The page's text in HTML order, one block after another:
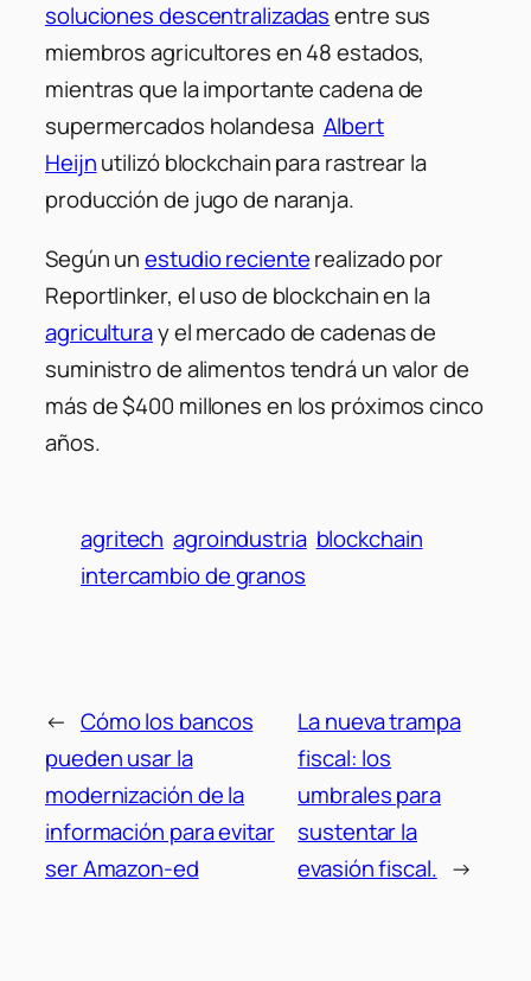
soluciones descentralizadasentre sus
miembros agricultores en 48 estados,
mientras que la importante cadena de
supermercados holandesa Albert
Heijnutilizó blockchain para rastrear la
producción de jugo de naranja.
Según unestudio recienterealizado por
Reportlinker, el uso de blockchain en la
agriculturay el mercado de cadenas de
suministro de alimentos tendrá un valor de
más de $400 millones en los próximos cinco
años.
agritech agroindustria blockchain
intercambio de granos
← Cómo los bancos
pueden usar la
modernización de la
información para evitar
ser Amazon-ed
La nueva trampa
fiscal: los
umbrales para
sustentar la
evasión fiscal. →